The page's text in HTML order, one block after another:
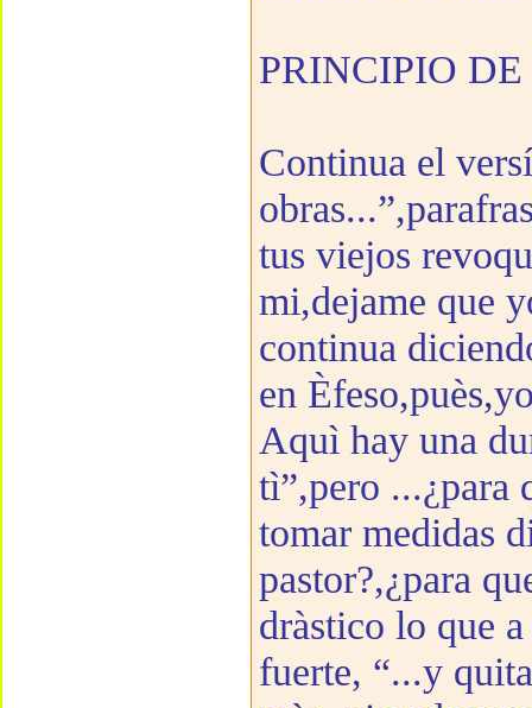
PRINCIPIO
Continua el
tus viejos
mi,dejame que
continua
en
Aquì hay una
tì”,pero ...¿para
tomar medidas
pastor?,¿para
dràstico lo que
fuerte, “...y